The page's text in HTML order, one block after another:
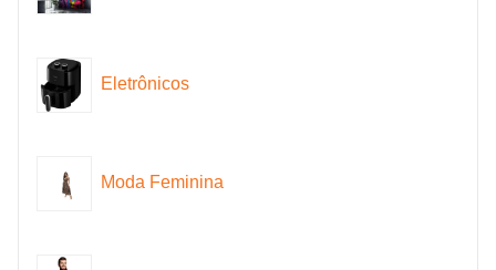
Eletrônicos
Moda Feminina